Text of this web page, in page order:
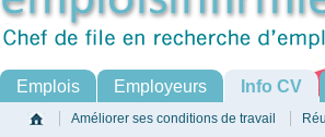
Emplois Employeurs Info CV
Améliorer ses conditions de travail